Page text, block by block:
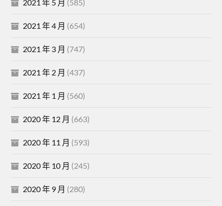
2021 年 5 月 (585)
2021 年 4 月 (654)
2021 年 3 月 (747)
2021 年 2 月 (437)
2021 年 1 月 (560)
2020 年 12 月 (663)
2020 年 11 月 (593)
2020 年 10 月 (245)
2020 年 9 月 (280)